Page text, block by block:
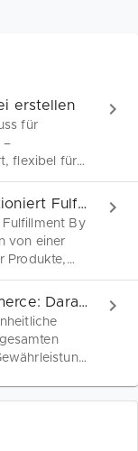
erstellen
für
–
flexibel für
für
Begleiter aufAmazon FBA: So funktioniert Fulfillment By Amazon
By
von einer
Produkte,
und einem
Wir
FBA
und welche
Top 10 Trends E-Commerce: Darauf müssen Händler vorbereitet sein